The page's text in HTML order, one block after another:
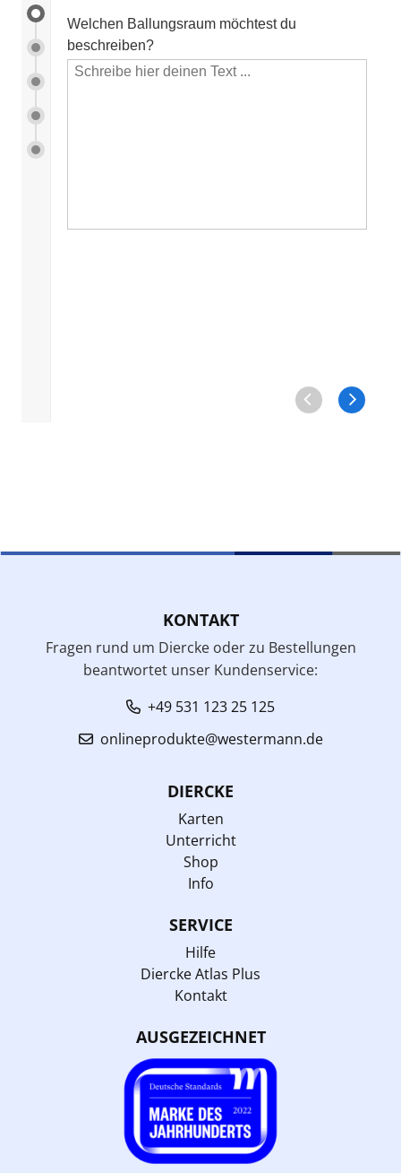
KONTAKT
Fragen rund um Diercke oder zu Bestellungen
beantwortet unser Kundenservice:
+49 531 123 25 125
onlineprodukte@westermann.de
DIERCKE
Karten
Unterricht
Shop
Info
SERVICE
Hilfe
Diercke Atlas Plus
Kontakt
AUSGEZEICHNET